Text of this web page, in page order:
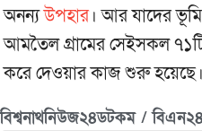
অনন্যউপহার। আর যাদের
আমতৈল গ্রামের সেইসকল ৭১টি
করে দেওয়ার কাজ শুরু
বিশ্বনাথনিউজ২৪ডটকম / বিএন২৪